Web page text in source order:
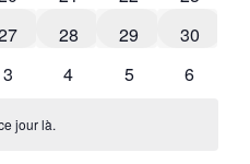
évènements0 évènements
28 0 évènements
29 0
30
0 évènements
3 0 évènements
4 1 évènement
5 0
6
jour là.